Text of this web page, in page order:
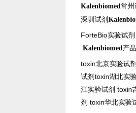
Kalenbiomed常州
深圳试剂
ForteBio实验试
Kalenbiomed产
toxin北京实验试
试剂toxin湖北实
江实验试剂 toxin
剂 toxin华北实验